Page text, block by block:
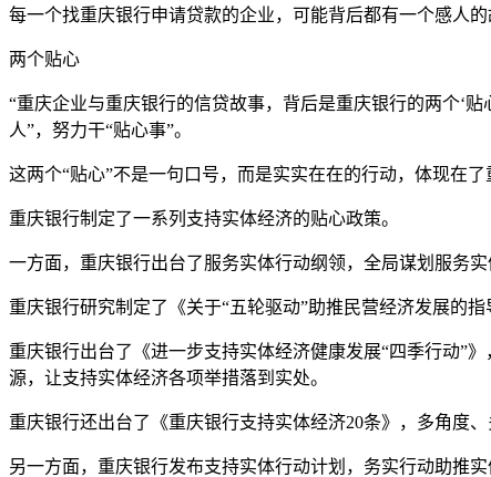
每一个找重庆银行申请贷款的企业，可能背后都有一个感人的
两个贴心
“重庆企业与重庆银行的信贷故事，背后是重庆银行的两个‘
人”，努力干“贴心事”。
这两个“贴心”不是一句口号，而是实实在在的行动，体现在
重庆银行制定了一系列支持实体经济的贴心政策。
一方面，重庆银行出台了服务实体行动纲领，全局谋划服务实
重庆银行研究制定了《关于“五轮驱动”助推民营经济发展的
重庆银行出台了《进一步支持实体经济健康发展“四季行动”
源，让支持实体经济各项举措落到实处。
重庆银行还出台了《重庆银行支持实体经济20条》，多角度、
另一方面，重庆银行发布支持实体行动计划，务实行动助推实